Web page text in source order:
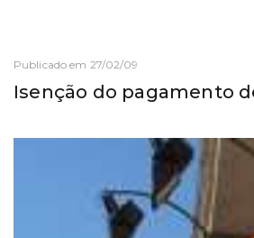
Publicado em 27/02/09
Isenção do pagamento